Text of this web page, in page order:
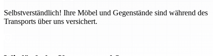
Selbstverständlich! Ihre Möbel und Gegenstände sind während des
Transports über uns versichert.